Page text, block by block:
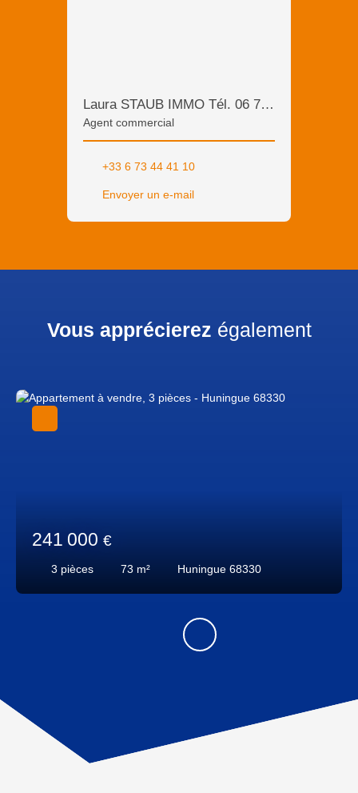
Laura STAUB IMMO Tél. 06 73 44 41 10
Agent commercial
+33 6 73 44 41 10
Envoyer un e-mail
Vous apprécierez également
241 000 €
3 pièces 73 m² Huningue 68330